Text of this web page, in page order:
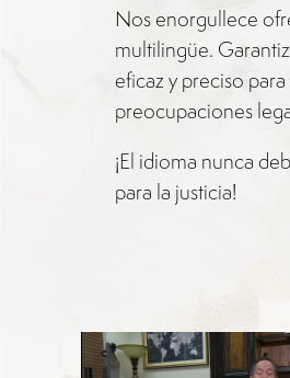
Nos enorgullece
multilingüe.
eficaz y preciso
preocupaciones
¡El idioma nunca
para la justicia!